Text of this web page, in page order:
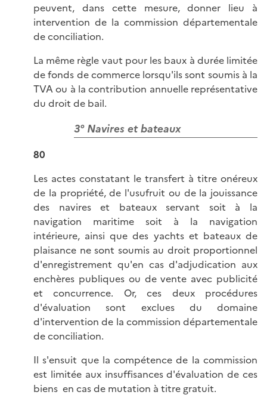
peuvent, dans cette mesure, donner lieu à
intervention de la commission départementale
de conciliation.
La même règle vaut pour les baux à durée limitée
de fonds de commerce lorsqu'ils sont soumis à la
TVA ou à la contribution annuelle représentative
du droit de bail.
3° Navires et bateaux
80
Les actes constatant le transfert à titre onéreux
de la propriété, de l'usufruit ou de la jouissance
des navires et bateaux servant soit à la
navigation maritime soit à la navigation
intérieure, ainsi que des yachts et bateaux de
plaisance ne sont soumis au droit proportionnel
d'enregistrement qu'en cas d'adjudication aux
enchères publiques ou de vente avec publicité
et concurrence. Or, ces deux procédures
d'évaluation sont exclues du domaine
d'intervention de la commission départementale
de conciliation.
Il s'ensuit que la compétence de la commission
est limitée aux insuffisances d'évaluation de ces
biens en cas de mutation à titre gratuit.